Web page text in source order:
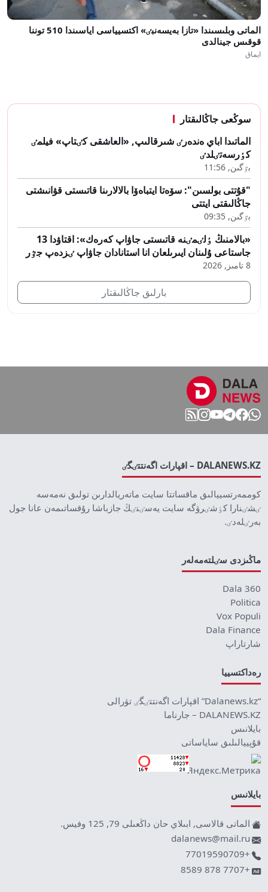
الماتى وبلىسىندا «تازا بەيسەنبٸ» اكتسيياسى اياسىندا 510 توننا
قوقىس جينالدى
ايماق
سوڭعى جاڭالىقتار
الماتىدا اباي ەندەرٸ شىرقالىپ, «العاشقى كٸتاپ» فيلمٸ
كٶرسەتٸلدٸ
بٷگىن, 11:56
"قۇتتى بولسىن": سۆەتا ايتباەۆا بالالارىنا قاتىستى قۋانىشتى
جاڭالىقتى ايتتى
بٷگىن, 09:35
«بالامنىڭ ٶلٸمٸنە قاتىستى جاۋاپ كەرەك»: اقتاۋدا 13
جاستاعى ۇلىنان ايىرىلعان انا استانادان جاۋاپ ٸزدەپ جٷر
8 تامىز, 2026
بارلىق جاڭالىقتار
DALANEWS.KZ – اقپارات اگەنتتٸگٸ
كوممەرتسييالىق ماقساتتا سايت ماتەريالدارىن تولىق نەمەسە
ٸشٸنارا كٶشٸرۋگە سايت يەسٸنٸڭ جازباشا رۇقساتىمەن عانا جول
بەرٸلەدٸ.
ماڭىزدى سٸلتەمەلەر
Dala 360
Politica
Vox Populi
Dala Finance
شارتاراپ
رەداكتسييا
“Dalanews.kz” اقپارات اگەنتتٸگٸ تۋرالى
DALANEWS.KZ – جارناما
بايلانىس
قۇپييالىلىق ساياساتى
بايلانىس
الماتى قالاسى, ابىلاي حان داڭعىلى 79, 125 وفيس.
dalanews@mail.ru
+77019590709
+7707 878 8589